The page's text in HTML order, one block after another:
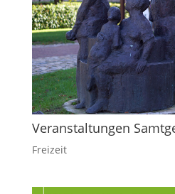
Veranstaltungen
Freizeit